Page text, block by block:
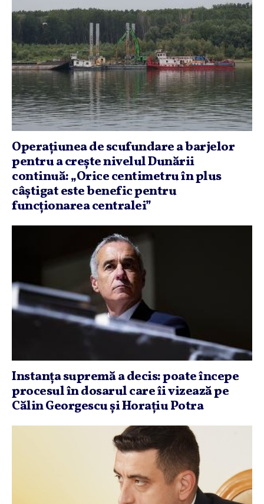
Operaţiunea de scufundare a barjelor
pentru a creşte nivelul Dunării
continuă: „Orice centimetru în plus
câştigat este benefic pentru
funcţionarea centralei”
Instanţa supremă a decis: poate începe
procesul în dosarul care îi vizează pe
Călin Georgescu şi Horaţiu Potra